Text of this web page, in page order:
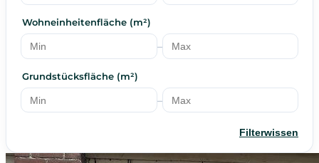
Wohneinheitenfläche (m²)
–
Grundstücksfläche (m²)
–
Filterwissen